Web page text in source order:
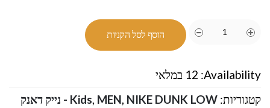
הוסף לסל הקניות
Availability: 12 במלאי
קטגוריות:
Kids, MEN,
NIKE DUNK LOW - נייק דאנק